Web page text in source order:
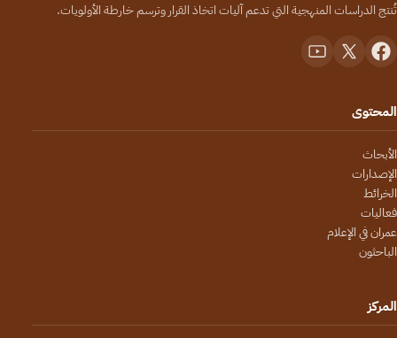
تُنتج الدراسات المنهجية التي تدعم آليات اتخاذ القرار وترسم خارطة الأولويات.
المحتوى
الأبحاث
الإصدارات
الخرائط
فعاليات
عمران في الإعلام
الباحثون
المركز